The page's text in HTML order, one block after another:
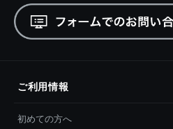
ご利用情報
初めての方へ